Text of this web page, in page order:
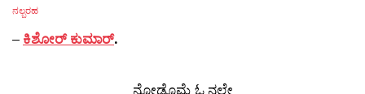
ನಲ್ಬರಹ
– ಕಿಶೋರ್ ಕುಮಾರ್.
ನೋಡೊಮ್ಮೆ ಓ ನಲ್ಲೇ